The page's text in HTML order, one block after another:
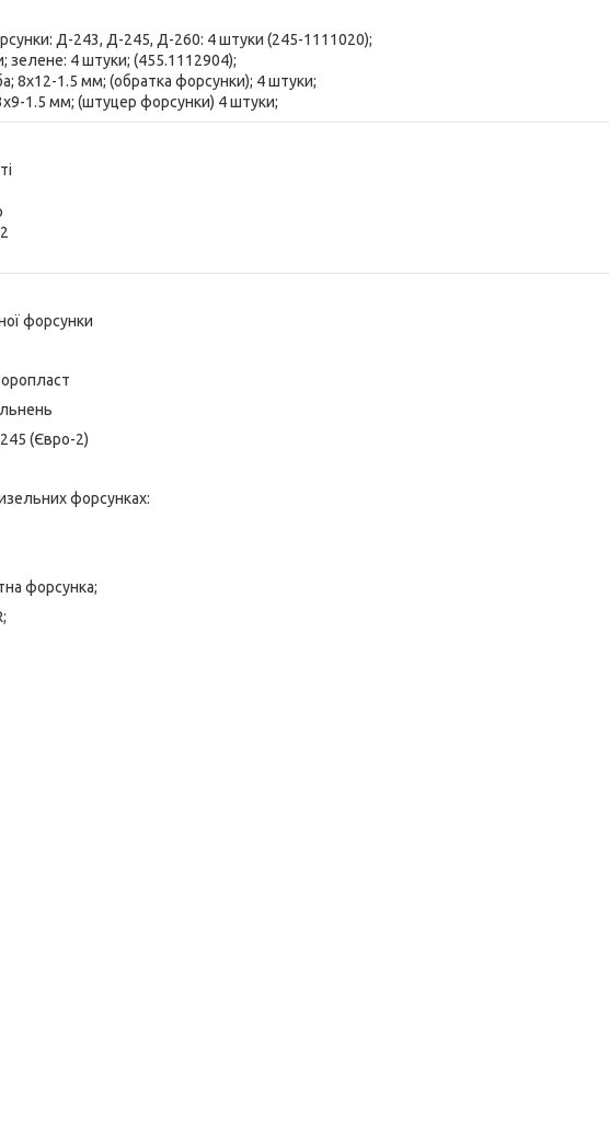
Д-243, Д-245, Д-260: 4 штуки (245-1111020);
4 штуки; (455.1112904);
8х12-1.5 мм; (обратка форсунки); 4 штуки;
1.5 мм; (штуцер форсунки) 4 штуки;
форсунки
(Євро-2)
форсунках:
форсунка;